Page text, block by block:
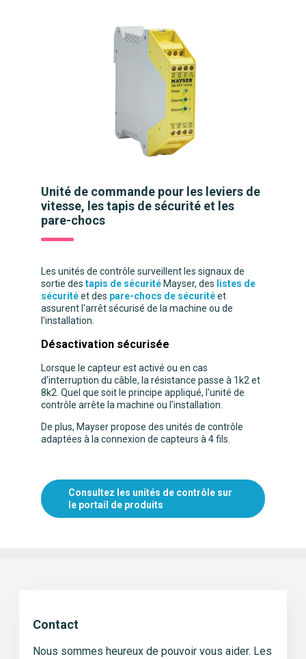
Unité de commande pour les leviers de
vitesse, les tapis de sécurité et les
pare-chocs
Les unités de contrôle surveillent les signaux de
sortie des tapis de sécurité Mayser, des listes de
sécuritéet des pare-chocs de sécuritéet
assurent l'arrêt sécurisé de la machine ou de
l'installation.
Désactivation sécurisée
Lorsque le capteur est activé ou en cas
d'interruption du câble, la résistance passe à 1k2 et
8k2. Quel que soit le principe appliqué, l'unité de
contrôle arrête la machine ou l'installation.
De plus, Mayser propose des unités de contrôle
adaptées à la connexion de capteurs à 4 fils.
Consultez les unités de contrôle sur
le portail de produits
Contact
Nous sommes heureux de pouvoir vous aider. Les